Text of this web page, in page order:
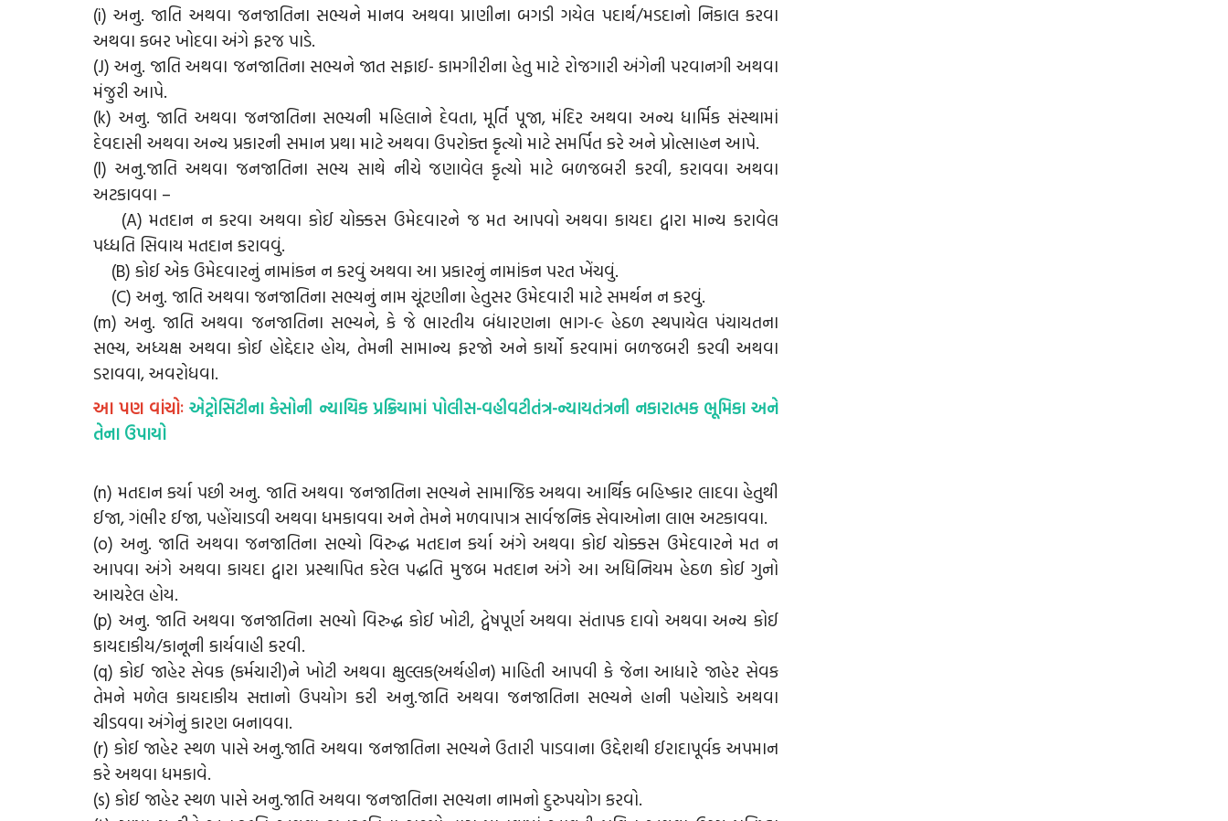
(i) અનુ. જાતિ અથવા જનજાતિના સભ્યને માનવ અથવા પ્રાણીના બગડી ગયેલ પદાર્થ/મડદાનો નિકાલ કરવા
અથવા કબર ખોદવા અંગે ફરજ પાડે.
(J) અનુ. જાતિ અથવા જનજાતિના સભ્યને જાત સફાઈ- કામગીરીના હેતુ માટે રોજગારી અંગેની પરવાનગી અથવા
મંજુરી આપે.
(k) અનુ. જાતિ અથવા જનજાતિના સભ્યની મહિલાને દેવતા, મૂર્તિ પૂજા, મંદિર અથવા અન્ય ધાર્મિક સંસ્થામાં
દેવદાસી અથવા અન્ય પ્રકારની સમાન પ્રથા માટે અથવા ઉપરોક્ત કૃત્યો માટે સમર્પિત કરે અને પ્રોત્સાહન આપે.
(l) અનુ.જાતિ અથવા જનજાતિના સભ્ય સાથે નીચે જણાવેલ કૃત્યો માટે બળજબરી કરવી, કરાવવા અથવા
અટકાવવા –
(A) મતદાન ન કરવા અથવા કોઈ ચોક્કસ ઉમેદવારને જ મત આપવો અથવા કાયદા દ્વારા માન્ય કરાવેલ
પધ્ધતિ સિવાય મતદાન કરાવવું.
(B) કોઈ એક ઉમેદવારનું નામાંકન ન કરવું અથવા આ પ્રકારનું નામાંકન પરત ખેંચવું.
(C) અનુ. જાતિ અથવા જનજાતિના સભ્યનું નામ ચૂંટણીના હેતુસર ઉમેદવારી માટે સમર્થન ન કરવું.
(m) અનુ. જાતિ અથવા જનજાતિના સભ્યને, કે જે ભારતીય બંધારણના ભાગ-૯ હેઠળ સ્થપાયેલ પંચાયતના
સભ્ય, અધ્યક્ષ અથવા કોઈ હોદ્દેદાર હોય, તેમની સામાન્ય ફરજો અને કાર્યો કરવામાં બળજબરી કરવી અથવા
ડરાવવા, અવરોધવા.
આ પણ વાંચોઃએટ્રોસિટીના કેસોની ન્યાયિક પ્રક્રિયામાં પોલીસ-વહીવટીતંત્ર-ન્યાયતંત્રની નકારાત્મક ભૂમિકા અને
તેના ઉપાયો
(n) મતદાન કર્યા પછી અનુ. જાતિ અથવા જનજાતિના સભ્યને સામાજિક અથવા આર્થિક બહિષ્કાર લાદવા હેતુથી
ઈજા, ગંભીર ઈજા, પહોંચાડવી અથવા ધમકાવવા અને તેમને મળવાપાત્ર સાર્વજનિક સેવાઓના લાભ અટકાવવા.
(o) અનુ. જાતિ અથવા જનજાતિના સભ્યો વિરુદ્ધ મતદાન કર્યા અંગે અથવા કોઈ ચોક્કસ ઉમેદવારને મત ન
આપવા અંગે અથવા કાયદા દ્વારા પ્રસ્થાપિત કરેલ પદ્ધતિ મુજબ મતદાન અંગે આ અધિનિયમ હેઠળ કોઈ ગુનો
આચરેલ હોય.
(p) અનુ. જાતિ અથવા જનજાતિના સભ્યો વિરુદ્ધ કોઈ ખોટી, દ્વેષપૂર્ણ અથવા સંતાપક દાવો અથવા અન્ય કોઈ
કાયદાકીય/કાનૂની કાર્યવાહી કરવી.
(q) કોઈ જાહેર સેવક (કર્મચારી)ને ખોટી અથવા ક્ષુલ્લક(અર્થહીન) માહિતી આપવી કે જેના આધારે જાહેર સેવક
તેમને મળેલ કાયદાકીય સત્તાનો ઉપયોગ કરી અનુ.જાતિ અથવા જનજાતિના સભ્યને હાની પહોચાડે અથવા
ચીડવવા અંગેનું કારણ બનાવવા.
(r) કોઈ જાહેર સ્થળ પાસે અનુ.જાતિ અથવા જનજાતિના સભ્યને ઉતારી પાડવાના ઉદ્દેશથી ઈરાદાપૂર્વક અપમાન
કરે અથવા ધમકાવે.
(s) કોઈ જાહેર સ્થળ પાસે અનુ.જાતિ અથવા જનજાતિના સભ્યના નામનો દુરુપયોગ કરવો.